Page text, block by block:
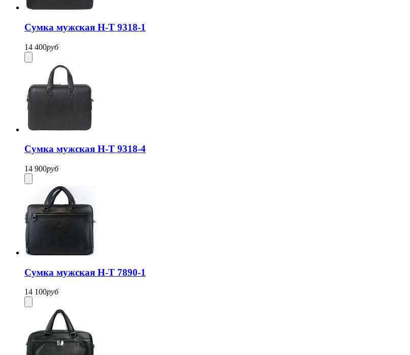
Сумка мужская H-T 9318-1
14 400руб
Сумка мужская H-T 9318-4
14 900руб
Сумка мужская H-T 7890-1
14 100руб